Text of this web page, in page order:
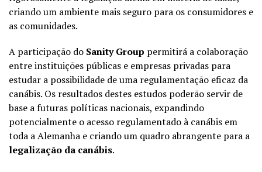
criando um ambiente mais seguro para os consumidores e
as comunidades.
A participação do Sanity Group permitirá a colaboração
entre instituições públicas e empresas privadas para
estudar a possibilidade de uma regulamentação eficaz da
canábis. Os resultados destes estudos poderão servir de
base a futuras políticas nacionais, expandindo
potencialmente o acesso regulamentado à canábis em
toda a Alemanha e criando um quadro abrangente para a
legalização da canábis.